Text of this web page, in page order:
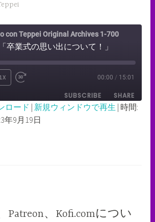
con Teppei Original Archives 1-700
卒業式の思い出について！」
1X
FAST
FORWARD
30
00:00 / 15:01
SUBSCRIBE SHARE
ロード | 新規ウィンドウで再生 | 時間:
年9月19日
Patreon、Kofi.comについ